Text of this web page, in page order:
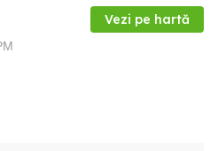
Vezi pe hartă